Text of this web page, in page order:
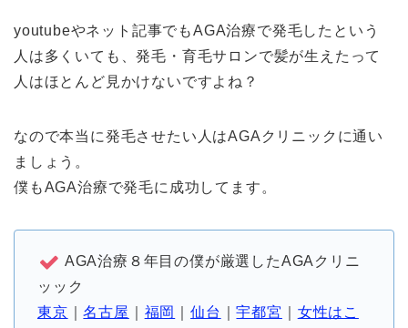
youtubeやネット記事でもAGA治療で発毛したという
人は多くいても、発毛・育毛サロンで髪が生えたって
人はほとんど見かけないですよね？
なので本当に発毛させたい人はAGAクリニックに通い
ましょう。
僕もAGA治療で発毛に成功してます。
AGA治療８年目の僕が厳選したAGAクリニ
ッック
東京 ｜名古屋 福岡 ｜仙台 ｜宇都宮
女性はこ